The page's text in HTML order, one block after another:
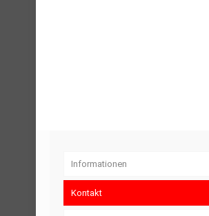
Informationen
Kontakt